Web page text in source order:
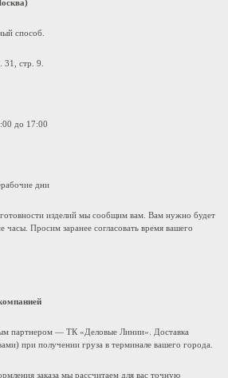
способ.
31, стр. 9.
до 17:00
дни
готовности изделий мы сообщим вам. Вам нужно будет
часы. Просим заранее согласовать время вашего
партнером — ТК «Деловые Линии». Доставка
при получении груза в терминале вашего города.
заказа мы рассчитаем для вас точную